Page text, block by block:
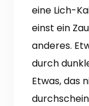
eine Lich-
einst ein
anderes.
durch
Etwas, das